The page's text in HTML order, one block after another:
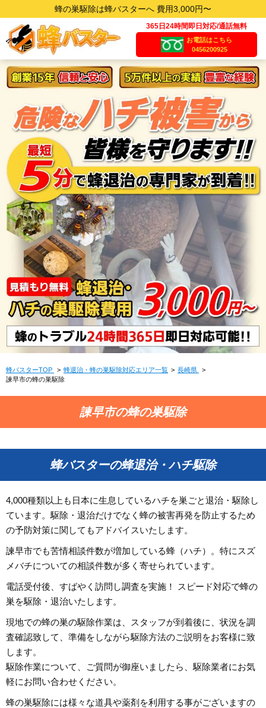
蜂の巣駆除は蜂バスターへ 費用3,000円〜
365日24時間即日対応/通話無料
お電話はこちら
0456200925
蜂バスターTOP 蜂退治・蜂の巣駆除対応エリア一覧
長崎県
諫早市の蜂の巣駆除
諫早市の蜂の巣駆除
蜂バスターの蜂退治・ハチ駆除
4,000種類以上も日本に生息しているハチを巣ごと退治・駆除し
ています。駆除・退治だけでなく蜂の被害再発を防止するため
の予防対策に関してもアドバイスいたします。
諫早市でも苦情相談件数が増加している蜂（ハチ）。特にスズ
メバチについての相談件数が多く寄せられています。
電話受付後、すばやく訪問し調査を実施！ スピード対応で蜂の
巣を駆除・退治いたします。
現地での蜂の巣の駆除作業は、スタッフが到着後に、状況を調
査確認致して、準備をしながら駆除方法のご説明をお客様に致
します。
駆除作業について、ご質問が御座いましたら、駆除業者にお気
軽にお問い合わせください。
蜂の巣駆除には様々な道具や薬剤を利用する事がございますの